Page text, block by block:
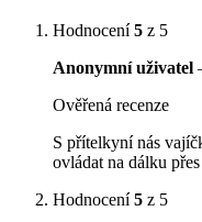
Hodnocení 5 z 5
Anonymní uživatel
Ověřená recenze
S přítelkyní nás
ovládat na dálku
Hodnocení 5 z 5